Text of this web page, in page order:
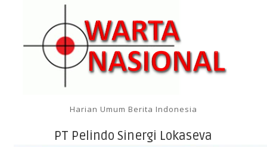
Harian Umum Berita Indonesia
PT Pelindo Sinergi Lokaseva